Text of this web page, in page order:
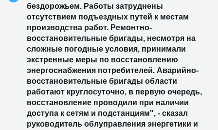
бездорожьем. Работы затруднены
отсутствием подъездных путей к местам
производства работ. Ремонтно-
восстановительные бригады, несмотря на
сложные погодные условия, принимали
экстренные меры по восстановлению
энергоснабжения потребителей. Аварийно-
восстановительные бригады области
работают круглосуточно, в первую очередь,
восстановление проводили при наличии
доступа к сетям и подстанциям", - сказал
руководитель облуправления энергетики и